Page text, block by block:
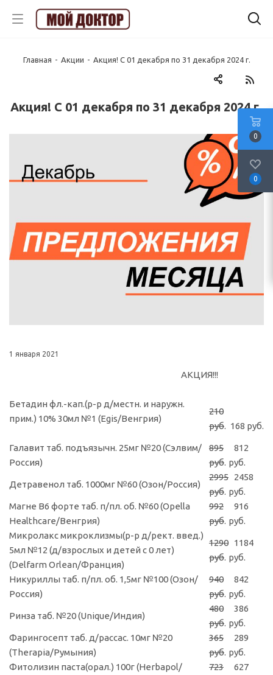
Главная - Акции - Акция! С 01 декабря по 31 декабря 2024 г.
Акция! С 01 декабря по 31 декабря 2024 г.
1 января 2021
АКЦИЯ!!!
Бетадин фл.-кап.(р-р д/местн. и наружн.
прим.) 10% 30мл №1 (Egis/Венгрия)
210
руб. 168 руб.
Галавит таб. подъязычн. 25мг №20 (Сэлвим/
Россия)
895
руб.
812
руб.
Детравенол таб. 1000мг №60 (Озон/Россия)
2995
руб.
2458
руб.
Магне B6 форте таб. п/пл. об. №60 (Opella
Healthcare/Венгрия)
992
руб.
916
руб.
Микролакс микроклизмы(р-р д/рект. введ.)
5мл №12 (д/взрослых и детей с 0 лет)
(Delfarm Orlean/Франция)
1290
руб.
1184
руб.
Никуриллы таб. п/пл. об. 1,5мг №100 (Озон/
Россия)
940
руб.
842
руб.
Ринза таб. №20 (Unique/Индия)
480
руб.
386
руб.
Фарингосепт таб. д/рассас. 10мг №20
(Therapia/Румыния)
365
руб.
289
руб.
Фитолизин паста(орал.) 100г (Herbapol/
723
627
0
0